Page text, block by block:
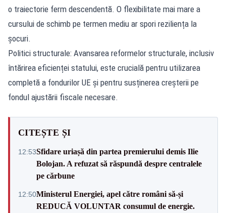
o traiectorie ferm descendentă. O flexibilitate mai mare a
cursului de schimb pe termen mediu ar spori reziliența la
șocuri.
Politici structurale: Avansarea reformelor structurale, inclusiv
întărirea eficienței statului, este crucială pentru utilizarea
completă a fondurilor UE și pentru susținerea creșterii pe
fondul ajustării fiscale necesare.
CITEȘTE ȘI
12:53Sfidare uriașă din partea premierului demis Ilie
Bolojan. A refuzat să răspundă despre centralele
pe cărbune
12:50Ministerul Energiei, apel către români să-și
REDUCĂ VOLUNTAR consumul de energie.